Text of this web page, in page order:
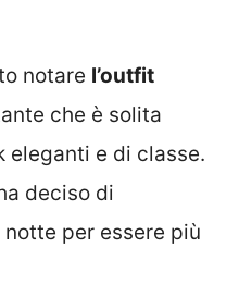
notare l’outfit
che è solita
eleganti e di classe.
deciso di
per essere più